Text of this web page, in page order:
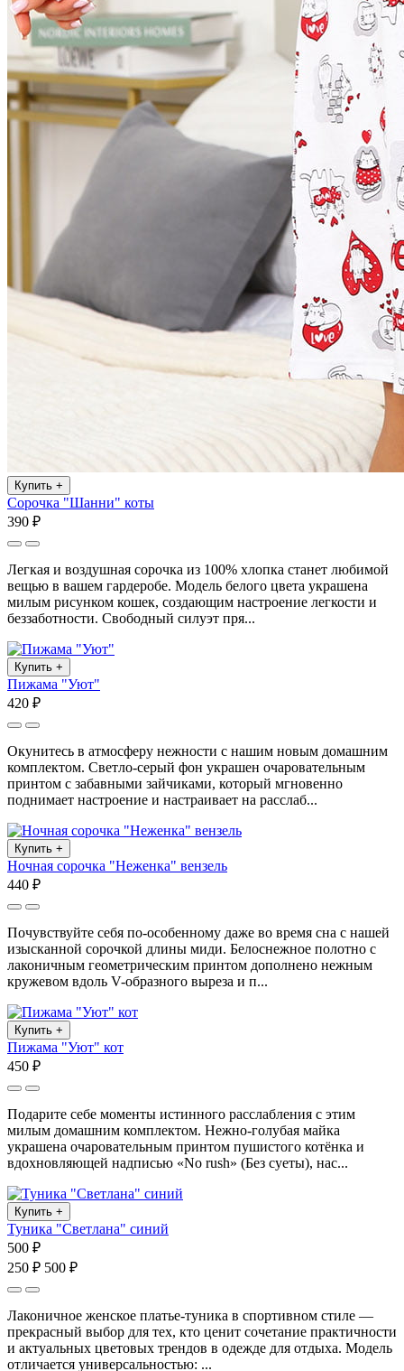
Купить +
Сорочка "Шанни" коты
390 ₽
Легкая и воздушная сорочка из 100% хлопка станет любимой
вещью в вашем гардеробе. Модель белого цвета украшена
милым рисунком кошек, создающим настроение легкости и
беззаботности. Свободный силуэт пря...
Купить +
Пижама "Уют"
420 ₽
Окунитесь в атмосферу нежности с нашим новым домашним
комплектом. Светло-серый фон украшен очаровательным
принтом с забавными зайчиками, который мгновенно
поднимает настроение и настраивает на расслаб...
Купить +
Ночная сорочка "Неженка" вензель
440 ₽
Почувствуйте себя по-особенному даже во время сна с нашей
изысканной сорочкой длины миди. Белоснежное полотно с
лаконичным геометрическим принтом дополнено нежным
кружевом вдоль V-образного выреза и п...
Купить +
Пижама "Уют" кот
450 ₽
Подарите себе моменты истинного расслабления с этим
милым домашним комплектом. Нежно-голубая майка
украшена очаровательным принтом пушистого котёнка и
вдохновляющей надписью «No rush» (Без суеты), нас...
Купить +
Туника "Светлана" синий
500 ₽
250 ₽ 500 ₽
Лаконичное женское платье-туника в спортивном стиле —
прекрасный выбор для тех, кто ценит сочетание практичности
и актуальных цветовых трендов в одежде для отдыха. Модель
отличается универсальностью: ...